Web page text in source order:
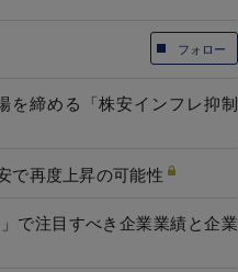
フォロー
を締める「株安インフレ抑制
で再度上昇の可能性
で注目すべき企業業績と企業